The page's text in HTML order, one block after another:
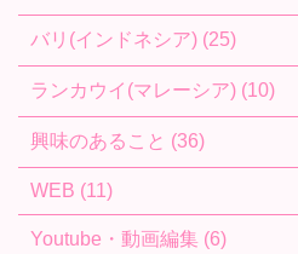
バリ(インドネシア) (25)
ランカウイ(マレーシア) (10)
興味のあること (36)
WEB (11)
Youtube・動画編集 (6)